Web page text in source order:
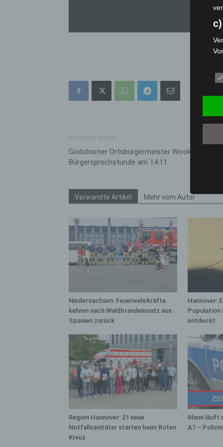
Godshorner Ortsbürgermeister Wook lädt zur
Bürgersprechstunde am 14.11
Verwandte Artikel Mehr vom Autor
Niedersachsen: Feuerwehrkräfte
kehren nach Waldbrandeinsatz aus
Spanien zurück
Hannover:
Population
entdeckt
Region Hannover: 21 neue
Notfallsanitäter starten beim Roten
Kreuz
Mann läuft
A7 –